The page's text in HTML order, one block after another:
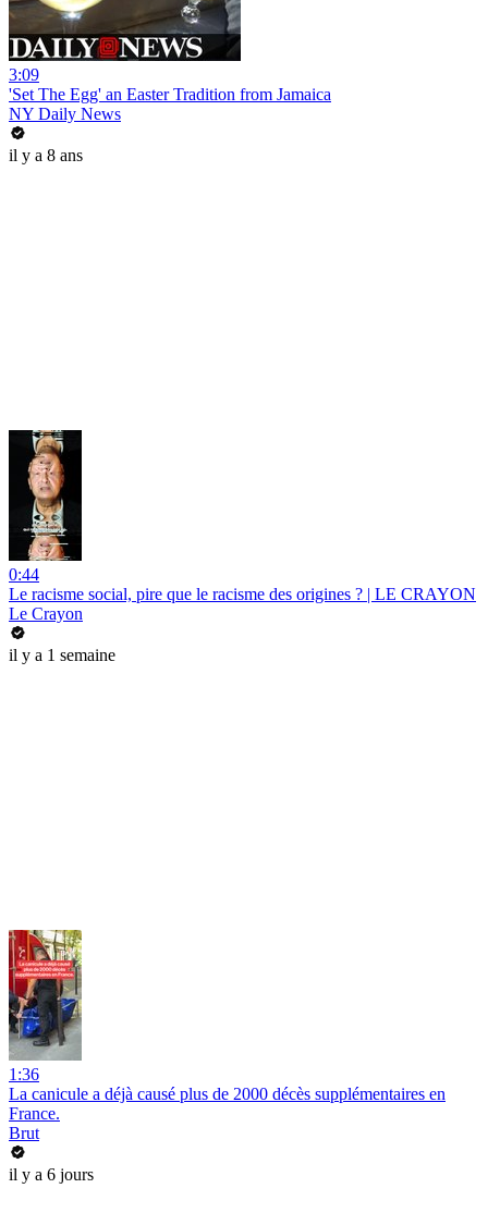
3:09
'Set The Egg' an Easter Tradition from Jamaica
NY Daily News
il y a 8 ans
0:44
Le racisme social, pire que le racisme des origines ? | LE CRAYON
Le Crayon
il y a 1 semaine
1:36
La canicule a déjà causé plus de 2000 décès supplémentaires en
France.
Brut
il y a 6 jours